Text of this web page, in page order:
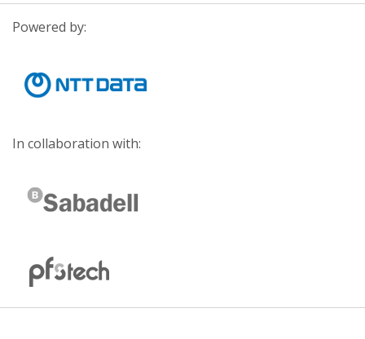
Powered by:
In collaboration with: